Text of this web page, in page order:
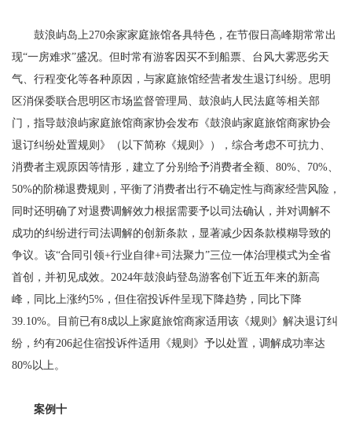
鼓浪屿岛上270余家家庭旅馆各具特色，在节假日高峰期常常出
现“一房难求”盛况。但时常有游客因买不到船票、台风大雾恶劣天
气、行程变化等各种原因，与家庭旅馆经营者发生退订纠纷。思明
区消保委联合思明区市场监督管理局、鼓浪屿人民法庭等相关部
门，指导鼓浪屿家庭旅馆商家协会发布《鼓浪屿家庭旅馆商家协会
退订纠纷处置规则》（以下简称《规则》），综合考虑不可抗力、
消费者主观原因等情形，建立了分别给予消费者全额、80%、70%、
50%的阶梯退费规则，平衡了消费者出行不确定性与商家经营风险，
同时还明确了对退费调解效力根据需要予以司法确认，并对调解不
成功的纠纷进行司法调解的创新条款，显著减少因条款模糊导致的
争议。该“合同引领+行业自律+司法聚力”三位一体治理模式为全省
首创，并初见成效。2024年鼓浪屿登岛游客创下近五年来的新高
峰，同比上涨约5%，但住宿投诉件呈现下降趋势，同比下降
39.10%。目前已有8成以上家庭旅馆商家适用该《规则》解决退订纠
纷，约有206起住宿投诉件适用《规则》予以处置，调解成功率达
80%以上。
案例十